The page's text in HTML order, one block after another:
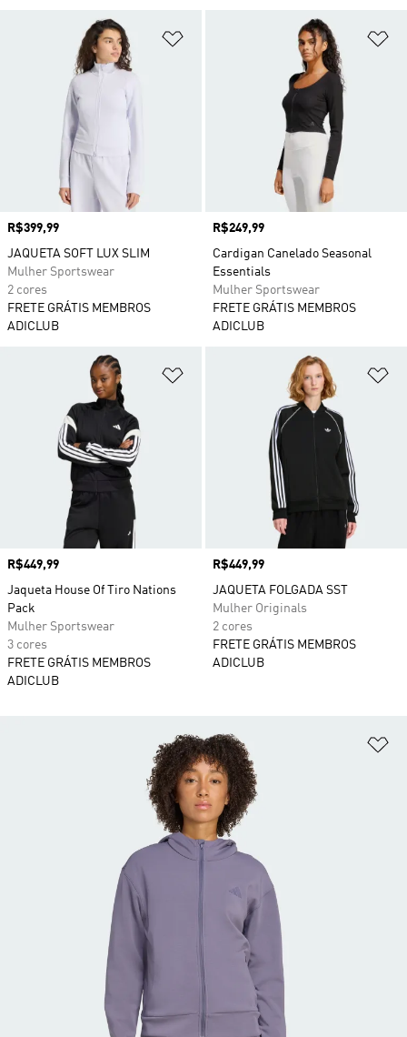
Adicionar à Lista de Desejos
Preço
R$399,99
JAQUETA SOFT LUX SLIM
Mulher Sportswear
2 cores
FRETE GRÁTIS MEMBROS
ADICLUB
Preço
R$249,99
Cardigan Canelado Seasonal
Essentials
Mulher Sportswear
FRETE GRÁTIS MEMBROS
ADICLUB
Adicionar à Lista de Desejos
Preço
R$449,99
Jaqueta House Of Tiro Nations
Pack
Mulher Sportswear
3 cores
FRETE GRÁTIS MEMBROS
ADICLUB
Preço
R$449,99
JAQUETA FOLGADA SST
Mulher Originals
2 cores
FRETE GRÁTIS MEMBROS
ADICLUB